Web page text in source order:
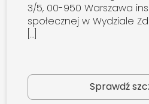
3/5, 00-950 Warszawa
społecznej w Wydziale
[…]
Sprawdź